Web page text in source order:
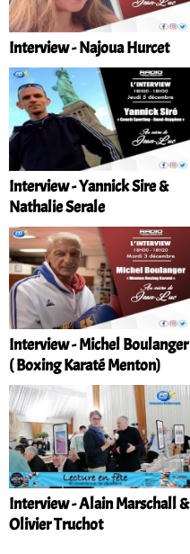
Interview - Najoua Hurcet
Interview - Yannick Sire &
Nathalie Serale
Interview - Michel Boulanger
( Boxing Karaté Menton)
Interview - Alain Marschall &
Olivier Truchot